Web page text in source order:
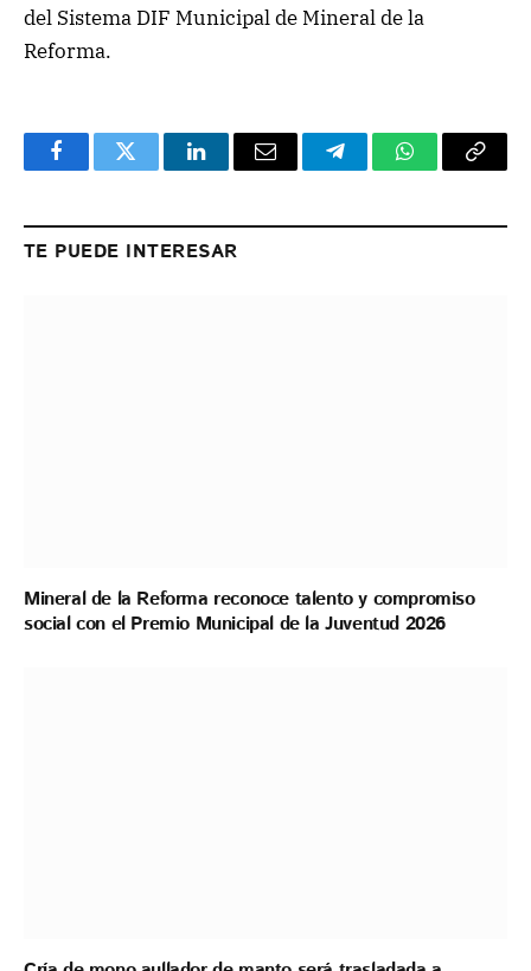
del Sistema DIF Municipal de Mineral de la
Reforma.
FacebookTwitter LinkedInEmail TelegramWhatsApp
Copy
TE PUEDE INTERESAR
Mineral de la Reforma reconoce talento y compromiso
social con el Premio Municipal de la Juventud 2026